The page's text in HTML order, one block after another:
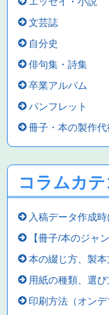
文芸誌
自分史
俳句集・詩集
卒業アルバム
パンフレット
冊子・本の製作代
コラムカテ
入稿データ作成
【冊子/本のジャ
本の綴じ方、製本
用紙の種類、選び
印刷方法（オンデ